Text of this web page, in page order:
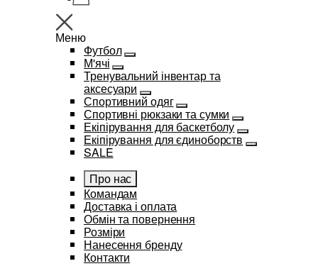
Меню
Футбол
М'ячі
Тренувальний інвентар та
аксесуари
Спортивний одяг
Спортивні рюкзаки та сумки
Екіпірування для баскетболу
Екіпірування для єдиноборств
SALE
Про нас
Командам
Доставка і оплата
Обмін та повернення
Розміри
Нанесення бренду
Контакти